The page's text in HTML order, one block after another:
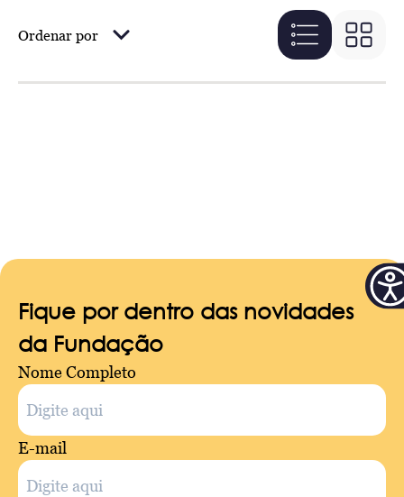
Ordenar por
Fique por dentro das novidades
da Fundação
Nome Completo
E-mail